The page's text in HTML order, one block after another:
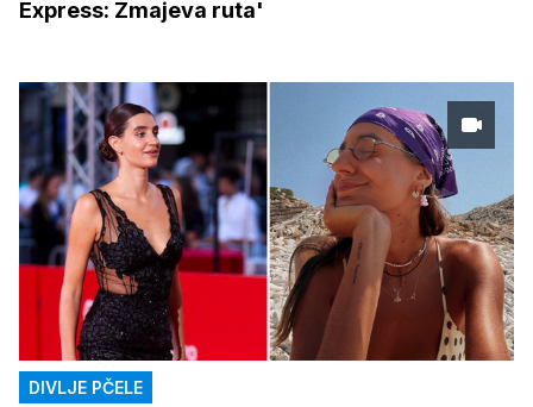
Express: Zmajeva ruta'
DIVLJE PČELE